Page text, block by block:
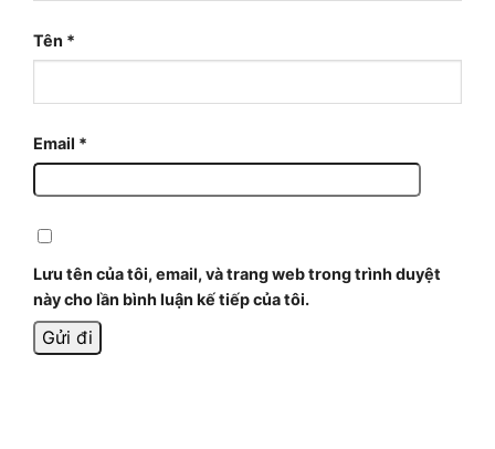
Tên *
Email *
Lưu tên của tôi, email, và trang web trong trình duyệt
này cho lần bình luận kế tiếp của tôi.